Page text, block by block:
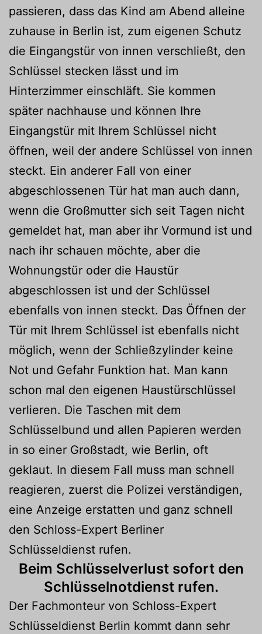
passieren, dass das Kind am Abend alleine
zuhause in Berlin ist, zum eigenen Schutz
die Eingangstür von innen verschließt, den
Schlüssel stecken lässt und im
Hinterzimmer einschläft. Sie kommen
später nachhause und können Ihre
Eingangstür mit Ihrem Schlüssel nicht
öffnen, weil der andere Schlüssel von innen
steckt. Ein anderer Fall von einer
abgeschlossenen Tür hat man auch dann,
wenn die Großmutter sich seit Tagen nicht
gemeldet hat, man aber ihr Vormund ist und
nach ihr schauen möchte, aber die
Wohnungstür oder die Haustür
abgeschlossen ist und der Schlüssel
ebenfalls von innen steckt. Das Öffnen der
Tür mit Ihrem Schlüssel ist ebenfalls nicht
möglich, wenn der Schließzylinder keine
Not und Gefahr Funktion hat. Man kann
schon mal den eigenen Haustürschlüssel
verlieren. Die Taschen mit dem
Schlüsselbund und allen Papieren werden
in so einer Großstadt, wie Berlin, oft
geklaut. In diesem Fall muss man schnell
reagieren, zuerst die Polizei verständigen,
eine Anzeige erstatten und ganz schnell
den Schloss-Expert Berliner
Schlüsseldienst rufen.
Beim Schlüsselverlust sofort den
Schlüsselnotdienst rufen.
Der Fachmonteur von Schloss-Expert
Schlüsseldienst Berlin kommt dann sehr